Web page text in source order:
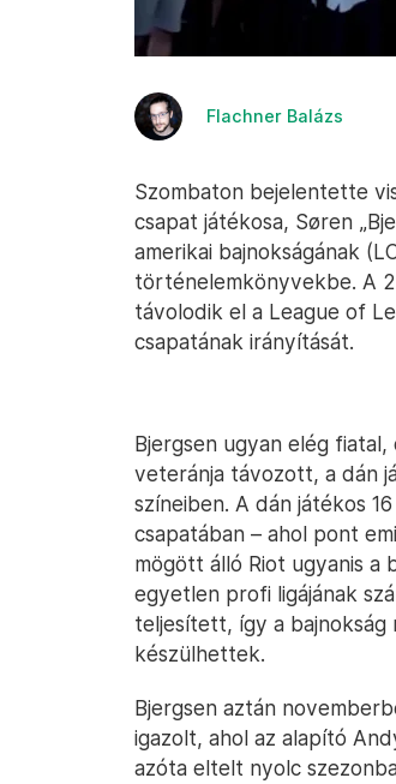
Flachner Balázs
Szombaton bejelentette
csapat játékosa, Søren
amerikai bajnokságának
történelemkönyvekbe. A
távolodik el a League of
csapatának irányítását.
Bjergsen ugyan elég
veteránja távozott, a dán
színeiben. A dán játékos
csapatában – ahol pont
mögött álló Riot ugyanis
egyetlen profi ligájának
teljesített, így a bajnokság
készülhettek.
Bjergsen aztán
igazolt, ahol az alapító
azóta eltelt nyolc